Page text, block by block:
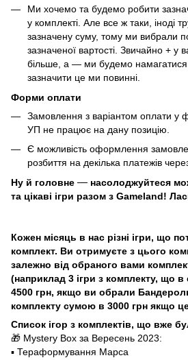
Ми хочемо та будемо робити
у комплекті. Але все ж таки, іноді
зазначену суму, тому ми вибрали
зазначеної вартості. Звичайно + у
більше, а — ми будемо намагатися
зазначити це ми повинні.
Форми оплати
Замовлення з варіантом оплати у
УП не працює на дану позицію.
Є можливість оформлення
розбиття на декілька платежів
Ну й головне — насолоджуйтеся
та цікаві ігри разом з Gameland!
Кожен місяць в нас різні ігри, що
комплект. Ви отримуєте з цього
залежно від обраного вами
(наприклад 3 ігри з комплекту, що в
4500 грн, якщо ви обрали
комплекту сумою в 3000 грн якщо
Список ігор з комплектів, що вже
🎁 Mystery Box за Вересень 2023:
▪️ Тераформування Марса